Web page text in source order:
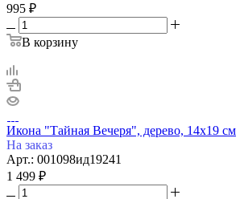
995 ₽
В корзину
Икона "Тайная Вечеря", дерево, 14х19 см
На заказ
Арт.: 001098ид19241
1 499 ₽